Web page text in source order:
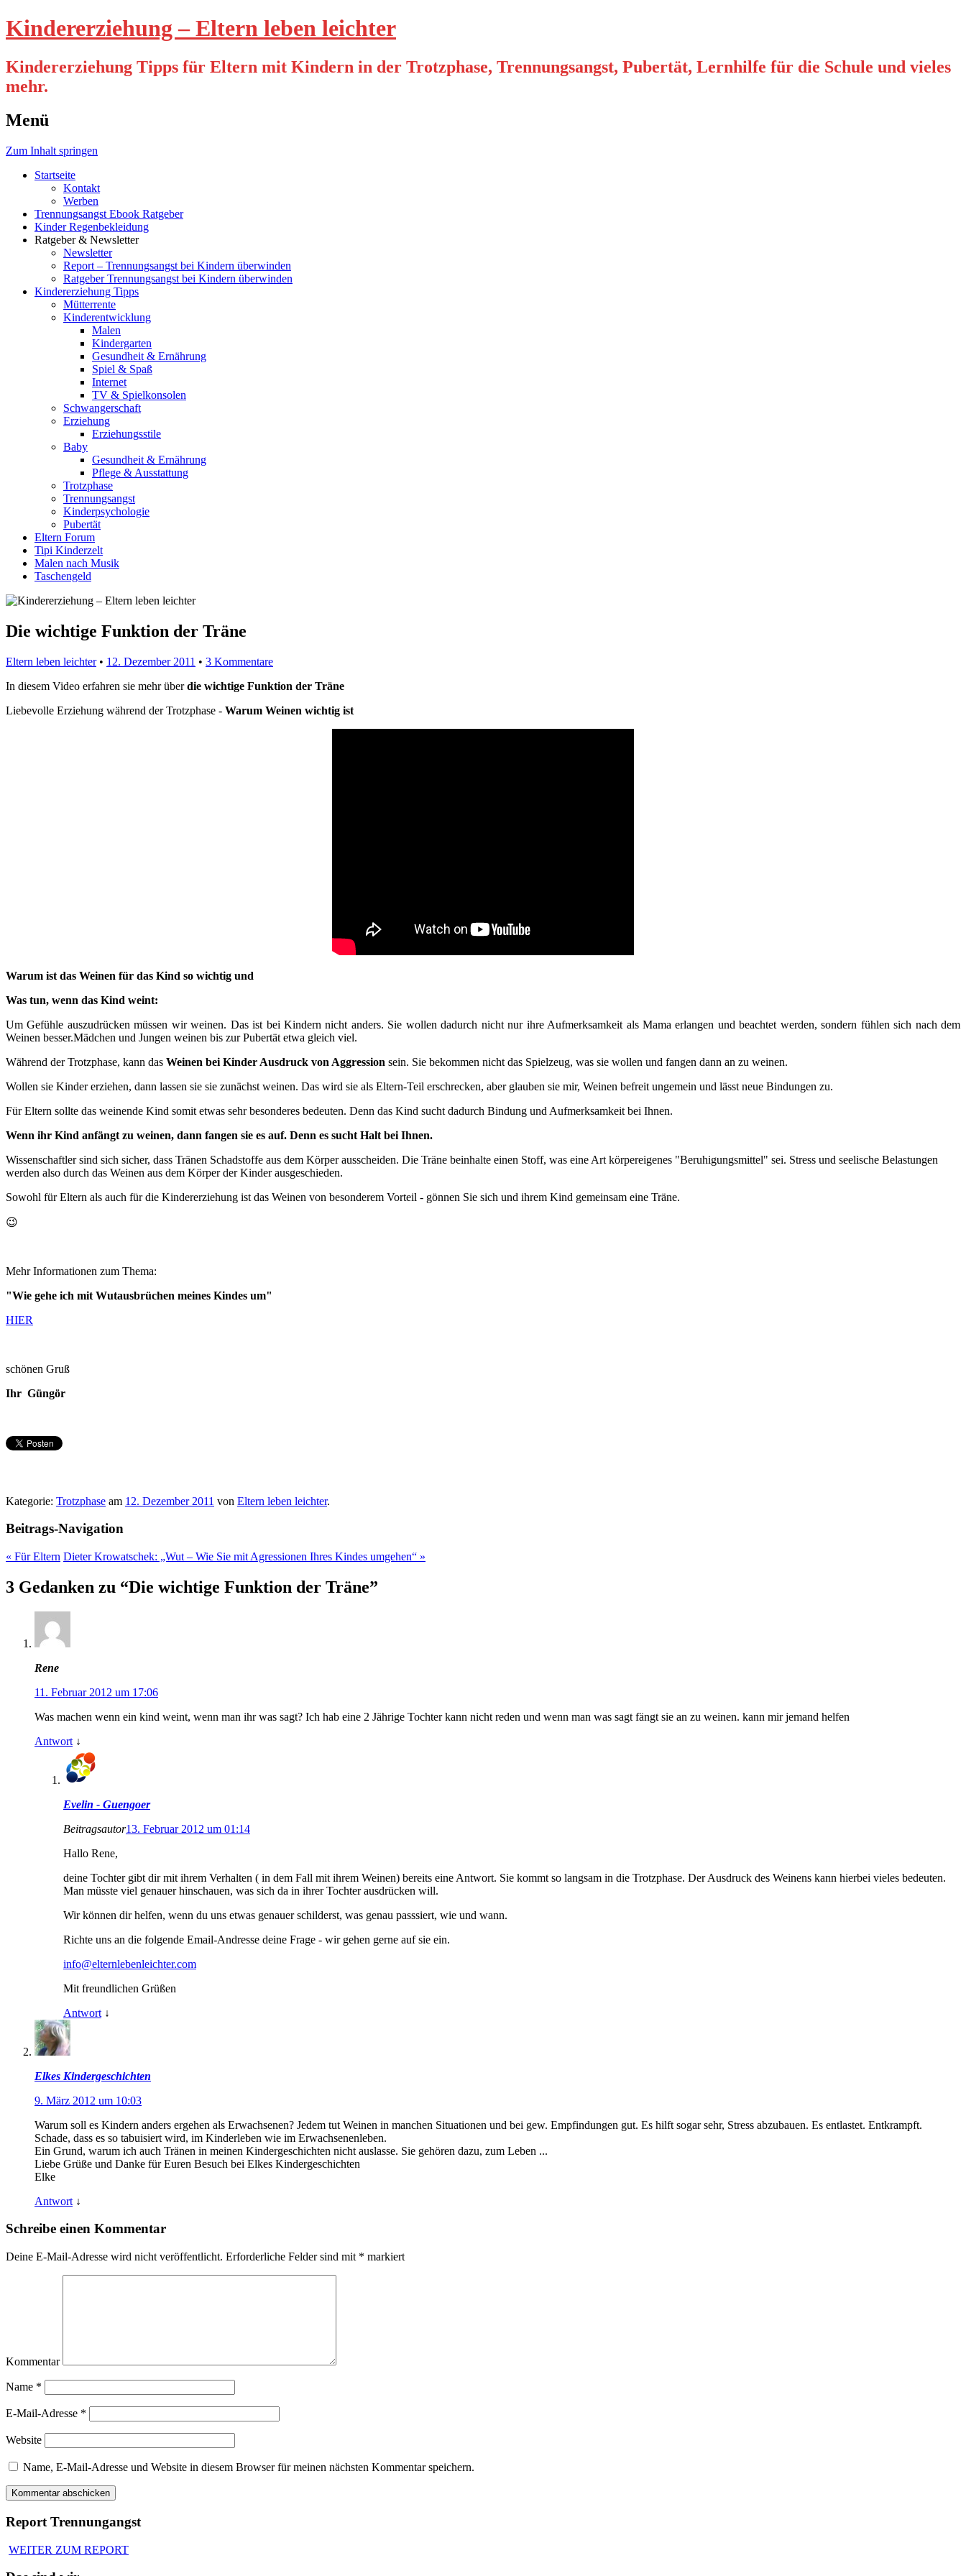
Kindererziehung – Eltern leben leichter
Kindererziehung Tipps für Eltern mit Kindern in der Trotzphase, Trennungsangst, Pubertät, Lernhilfe für die Schule und vieles
mehr.
Menü
Zum Inhalt springen
Startseite
Kontakt
Werben
Trennungsangst Ebook Ratgeber
Kinder Regenbekleidung
Ratgeber & Newsletter
Newsletter
Report – Trennungsangst bei Kindern überwinden
Ratgeber Trennungsangst bei Kindern überwinden
Kindererziehung Tipps
Mütterrente
Kinderentwicklung
Malen
Kindergarten
Gesundheit & Ernährung
Spiel & Spaß
Internet
TV & Spielkonsolen
Schwangerschaft
Erziehung
Erziehungsstile
Baby
Gesundheit & Ernährung
Pflege & Ausstattung
Trotzphase
Trennungsangst
Kinderpsychologie
Pubertät
Eltern Forum
Tipi Kinderzelt
Malen nach Musik
Taschengeld
Die wichtige Funktion der Träne
Eltern leben leichter • 12. Dezember 2011 • 3 Kommentare
In diesem Video erfahren sie mehr überdie wichtige Funktion der Träne
Liebevolle Erziehung während der Trotzphase - Warum Weinen wichtig ist
Warum ist das Weinen für das Kind so wichtig und
Was tun, wenn das Kind weint:
Um Gefühle auszudrücken müssen wir weinen. Das ist bei Kindern nicht anders. Sie wollen dadurch nicht nur ihre Aufmerksamkeit als Mama erlangen und beachtet werden, sondern fühlen sich nach dem
Weinen besser.Mädchen und Jungen weinen bis zur Pubertät etwa gleich viel.
Während der Trotzphase, kann das Weinen bei Kinder Ausdruck von Aggression sein. Sie bekommen nicht das Spielzeug, was sie wollen und fangen dann an zu weinen.
Wollen sie Kinder erziehen, dann lassen sie sie zunächst weinen. Das wird sie als Eltern-Teil erschrecken, aber glauben sie mir, Weinen befreit ungemein und lässt neue Bindungen zu.
Für Eltern sollte das weinende Kind somit etwas sehr besonderes bedeuten. Denn das Kind sucht dadurch Bindung und Aufmerksamkeit bei Ihnen.
Wenn ihr Kind anfängt zu weinen, dann fangen sie es auf. Denn es sucht Halt bei Ihnen.
Wissenschaftler sind sich sicher, dass Tränen Schadstoffe aus dem Körper ausscheiden. Die Träne beinhalte einen Stoff, was eine Art körpereigenes "Beruhigungsmittel" sei. Stress und seelische Belastungen
werden also durch das Weinen aus dem Körper der Kinder ausgeschieden.
Sowohl für Eltern als auch für die Kindererziehung ist das Weinen von besonderem Vorteil - gönnen Sie sich und ihrem Kind gemeinsam eine Träne.
😉
Mehr Informationen zum Thema:
"Wie gehe ich mit Wutausbrüchen meines Kindes um"
HIER
schönen Gruß
Ihr Güngör
Kategorie: Trotzphase am 12. Dezember 2011 von Eltern leben leichter.
Beitrags-Navigation
« Für Eltern Dieter Krowatschek: „Wut – Wie Sie mit Agressionen Ihres Kindes umgehen“ »
3 Gedanken zu “Die wichtige Funktion der Träne”
Rene
11. Februar 2012 um 17:06
Was machen wenn ein kind weint, wenn man ihr was sagt? Ich hab eine 2 Jährige Tochter kann nicht reden und wenn man was sagt fängt sie an zu weinen. kann mir jemand helfen
Antwort ↓
Evelin - Guengoer
Beitragsautor13. Februar 2012 um 01:14
Hallo Rene,
deine Tochter gibt dir mit ihrem Verhalten ( in dem Fall mit ihrem Weinen) bereits eine Antwort. Sie kommt so langsam in die Trotzphase. Der Ausdruck des Weinens kann hierbei vieles bedeuten.
Man müsste viel genauer hinschauen, was sich da in ihrer Tochter ausdrücken will.
Wir können dir helfen, wenn du uns etwas genauer schilderst, was genau passsiert, wie und wann.
Richte uns an die folgende Email-Andresse deine Frage - wir gehen gerne auf sie ein.
info@elternlebenleichter.com
Mit freundlichen Grüßen
Antwort ↓
Elkes Kindergeschichten
9. März 2012 um 10:03
Warum soll es Kindern anders ergehen als Erwachsenen? Jedem tut Weinen in manchen Situationen und bei gew. Empfindungen gut. Es hilft sogar sehr, Stress abzubauen. Es entlastet. Entkrampft.
Schade, dass es so tabuisiert wird, im Kinderleben wie im Erwachsenenleben.
Ein Grund, warum ich auch Tränen in meinen Kindergeschichten nicht auslasse. Sie gehören dazu, zum Leben ...
Liebe Grüße und Danke für Euren Besuch bei Elkes Kindergeschichten
Elke
Antwort ↓
Schreibe einen Kommentar
Deine E-Mail-Adresse wird nicht veröffentlicht. Erforderliche Felder sind mit * markiert
Kommentar
Name *
E-Mail-Adresse *
Website
Name, E-Mail-Adresse und Website in diesem Browser für meinen nächsten Kommentar speichern.
Report Trennungangst
WEITER ZUM REPORT